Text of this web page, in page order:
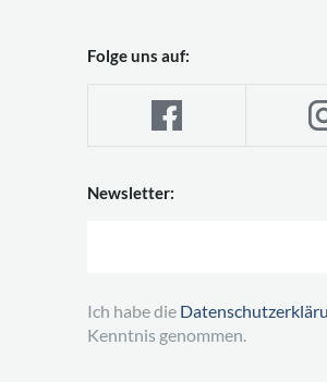
Folge uns auf:
Newsletter:
Ich habe die
Kenntnis genommen.